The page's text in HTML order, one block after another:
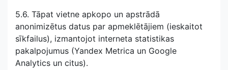
5.6. Tāpat vietne apkopo un apstrādā
anonimizētus datus par apmeklētājiem (ieskaitot
sīkfailus), izmantojot interneta statistikas
pakalpojumus (Yandex Metrica un Google
Analytics un citus).